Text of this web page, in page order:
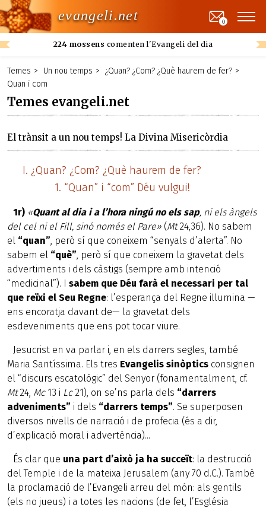
evangeli.net
224 mossens comenten l'Evangeli del dia
0
Temes Un nou temps
¿Quan? ¿Com? ¿Què haurem de fer?
Quan i com
Temes evangeli.net
El trànsit a un nou temps! La Divina Misericòrdia
¿Quan? ¿Com? ¿Què haurem de fer?
“Quan” i “com” Déu vulgui!
1r) «Quant al dia i a l’hora ningú no els sap, ni els àngels
del cel ni el Fill, sinó només el Pare» (Mt24,36). No sabem
el “quan”, però sí que coneixem “senyals d’alerta”. No
sabem el “què”, però sí que coneixem la gravetat dels
advertiments i dels càstigs (sempre amb intenció
“medicinal”). I sabem que Déu farà el necessari per tal
que reïxi el Seu Regne: l’esperança del Regne il·lumina —
ens encoratja davant de— la gravetat dels
esdeveniments que ens pot tocar viure.
Jesucrist en va parlar i, en els darrers segles, també
Maria Santíssima. Els tres Evangelis sinòptics consignen
el “discurs escatològic” del Senyor (fonamentalment, cf.
Mt24, Mc13 i Lc21), on se’ns parla dels “darrers
adveniments” i dels “darrers temps”. Se superposen
diversos nivells de narració i de profecia (és a dir,
d’explicació moral i advertència)...
És clar que una part d’això ja ha succeït: la destrucció
del Temple i de la mateixa Jerusalem (any 70 d.C.). També
la proclamació de l’Evangeli arreu del món: als gentils
(els no jueus) i a totes les nacions (de fet, l’Església